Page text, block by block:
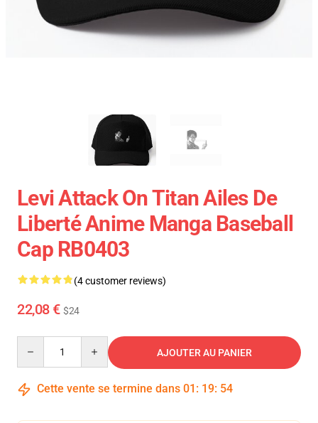
Levi Attack On Titan Ailes De
Liberté Anime Manga Baseball
Cap RB0403
(4 customer reviews)
22,08 € $24
AJOUTER AU PANIER
Cette vente se termine dans 01 : 19: 54